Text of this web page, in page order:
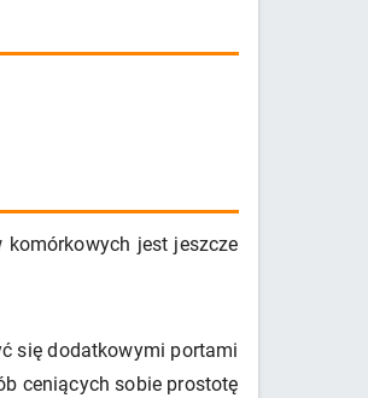
komórkowych jest jeszcze
się dodatkowymi portami
ceniących sobie prostotę